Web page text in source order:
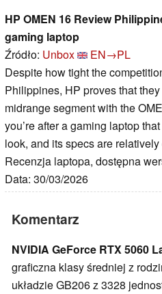
HP OMEN 16 Review
gaming laptop
Źródło: Unbox
EN→PL
Despite how tight the
Philippines, HP proves that
midrange segment with the
you’re after a gaming laptop
look, and its specs are
Recenzja laptopa, dostępna
Data: 30/03/2026
Komentarz
NVIDIA GeForce RTX 5060
graficzna klasy średniej z
układzie GB206 z 3328